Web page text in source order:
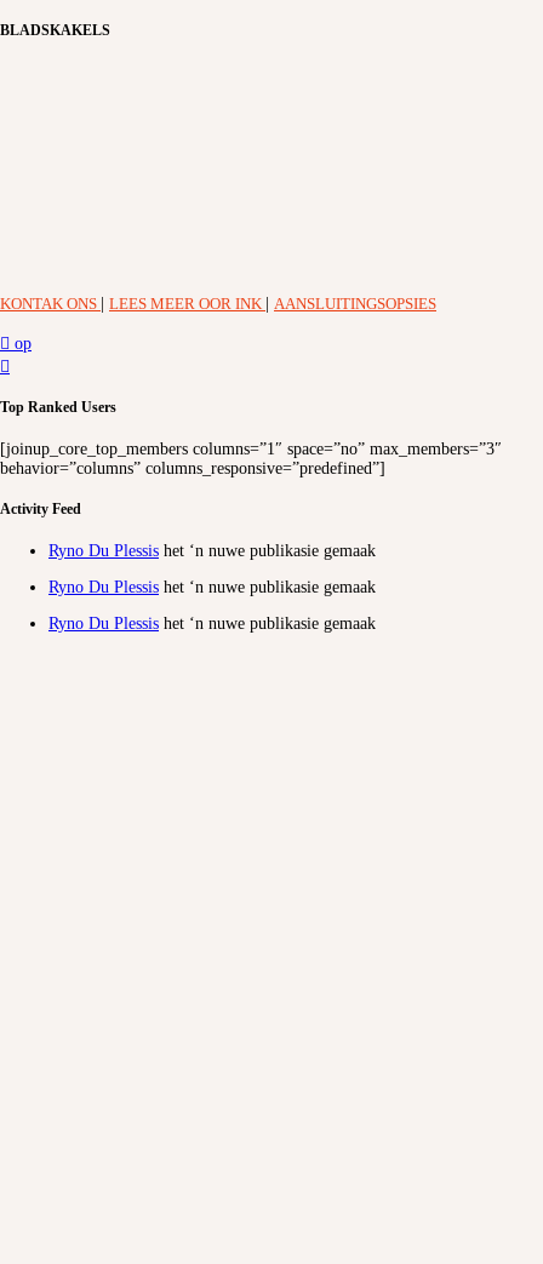
BLADSKAKELS
KONTAK ONS LEES MEER OOR INK AANSLUITINGSOPSIES
op
Top Ranked Users
[joinup_core_top_members columns=”1″ space=”no” max_members=”3″
behavior=”columns” columns_responsive=”predefined”]
Activity Feed
Ryno Du Plessis het ‘n nuwe publikasie gemaak
Ryno Du Plessis het ‘n nuwe publikasie gemaak
Ryno Du Plessis het ‘n nuwe publikasie gemaak